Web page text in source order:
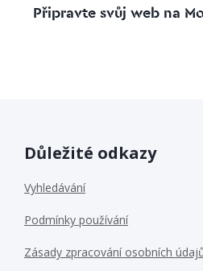
Připravte svůj web na
Důležité odkazy
Vyhledávání
Podmínky používání
Zásady zpracování osobních